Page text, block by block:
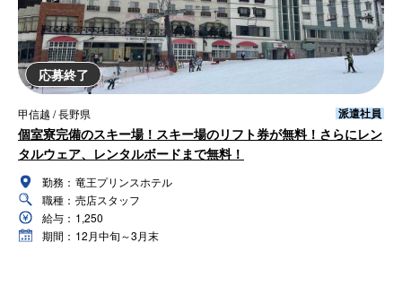
応募終了
甲信越 / 長野県 派遣社員
個室寮完備のスキー場！スキー場のリフト券が無料！さらにレン
タルウェア、レンタルボードまで無料！
勤務： 竜王プリンスホテル
職種： 売店スタッフ
給与： 1,250
期間： 12月中旬～3月末